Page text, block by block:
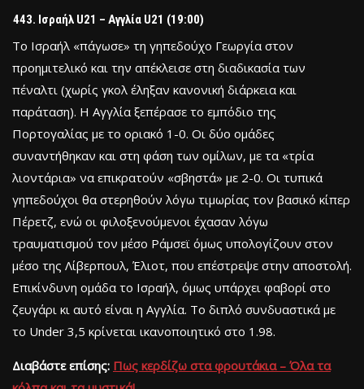
Ισραήλ U21 – Αγγλία U21 (19:00)
Το Ισραήλ «πάγωσε» τη γηπεδούχο Γεωργία στον
προημιτελικό και την απέκλεισε στη διαδικασία των
πέναλτι (χωρίς γκολ έληξαν κανονική διάρκεια και
παράταση). Η Αγγλία ξεπέρασε το εμπόδιο της
Πορτογαλίας με το οριακό 1-0. Οι δύο ομάδες
συναντήθηκαν και στη φάση των ομίλων, με τα «τρία
λιοντάρια» να επικρατούν «σβηστά» με 2-0. Οι τυπικά
γηπεδούχοι θα στερηθούν λόγω τιμωρίας τον βασικό κίπερ
Πέρετζ, ενώ οι φιλοξενούμενοι έχασαν λόγω
τραυματισμού τον μέσο Ράμσεϊ όμως υπολογίζουν στον
μέσο της Λίβερπουλ, Έλιοτ, που επέστρεψε στην αποστολή.
Επικίνδυνη ομάδα το Ισραήλ, όμως υπάρχει φαβορί στο
ζευγάρι κι αυτό είναι η Αγγλία. Το διπλό συνδυαστικά με
το Under 3,5 κρίνεται ικανοποιητικό στο 1.98.
Διαβάστεεπίσης: Πως κερδίζω στα φρουτάκια – Όλα τα